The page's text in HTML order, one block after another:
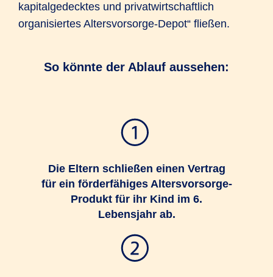
kapitalgedecktes und privatwirtschaftlich
organisiertes Altersvorsorge-Depot“ fließen.
So könnte der Ablauf aussehen:
Die Eltern schließen einen Vertrag
für ein förderfähiges Altersvorsorge-
Produkt für ihr Kind im 6.
Lebensjahr ab.